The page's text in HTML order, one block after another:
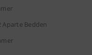
Bedden